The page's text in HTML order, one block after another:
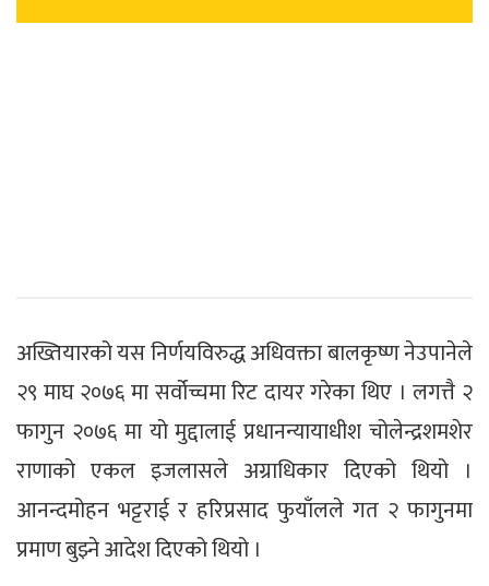
अख्तियारको यस निर्णयविरुद्ध अधिवक्ता बालकृष्ण नेउपानेले
२९ माघ २०७६ मा सर्वोच्चमा रिट दायर गरेका थिए । लगत्तै २
फागुन २०७६ मा यो मुद्दालाई प्रधानन्यायाधीश चोलेन्द्रशमशेर
राणाको एकल इजलासले अग्राधिकार दिएको थियो ।
आनन्दमोहन भट्टराई र हरिप्रसाद फुयाँलले गत २ फागुनमा
प्रमाण बुझ्ने आदेश दिएको थियो ।